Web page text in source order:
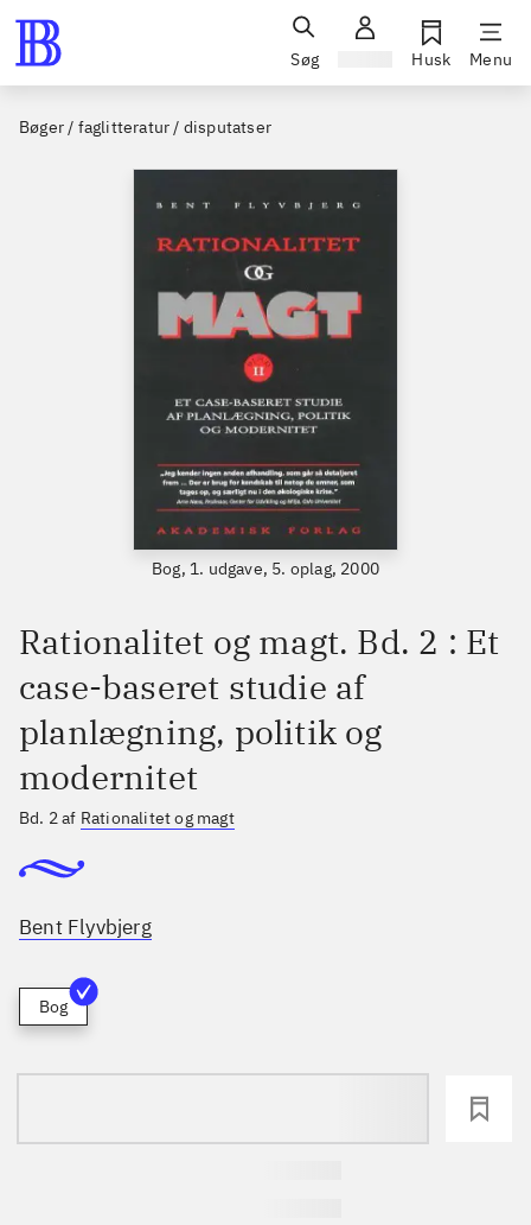
Søg Husk Menu
Bøger / faglitteratur / disputatser
Bog, 1. udgave, 5. oplag, 2000
Rationalitet og magt. Bd. 2 : Et
case-baseret studie af
planlægning, politik og
modernitet
Bd. 2 af Rationalitet og magt
Bent Flyvbjerg
Bog